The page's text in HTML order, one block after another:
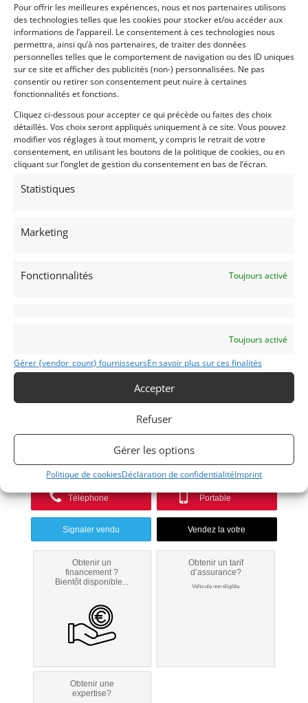
Pour offrir les meilleures expériences, nous et nos partenaires utilisons
des technologies telles que les cookies pour stocker et/ou accéder aux
informations de l’appareil. Le consentement à ces technologies nous
permettra, ainsi qu’à nos partenaires, de traiter des données
personnelles telles que le comportement de navigation ou des ID uniques
sur ce site et afficher des publicités (non-) personnalisées. Ne pas
consentir ou retirer son consentement peut nuire à certaines
fonctionnalités et fonctions.
Cliquez ci-dessous pour accepter ce qui précède ou faites des choix
détaillés. Vos choix seront appliqués uniquement à ce site. Vous pouvez
modifier vos réglages à tout moment, y compris le retrait de votre
consentement, en utilisant les boutons de la politique de cookies, ou en
cliquant sur l’onglet de gestion du consentement en bas de l’écran.
Statistiques
Marketing
Fonctionnalités Toujours activé
Toujours activé
Gérer {vendor_count} fournisseursEn savoir plus sur ces finalités
Accepter
Refuser
Gérer les options
Politique de cookiesDéclaration de confidentialitéImprint
technique vierge et une garantie de 6 mois, prix sur
demande
Demandez une expertise de ce modèle
Partager cette annonce
Voir les 269 annonces de
AUTO
SANTANA
Modifier mon annonce
Contacter le vendeur par mail
Téléphone Portable
Signaler vendu
Obtenir un
financement ?
Bientôt disponible...
Obtenir un tarif
d’assurance?
Véhicule non éligible.
Obtenir une
expertise?